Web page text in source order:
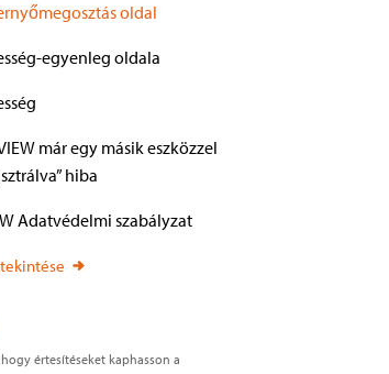
értesítéseket kaphasson a
oldal
egyenleg oldala
már egy másik eszközzel
hiba
Adatvédelmi szabályzat